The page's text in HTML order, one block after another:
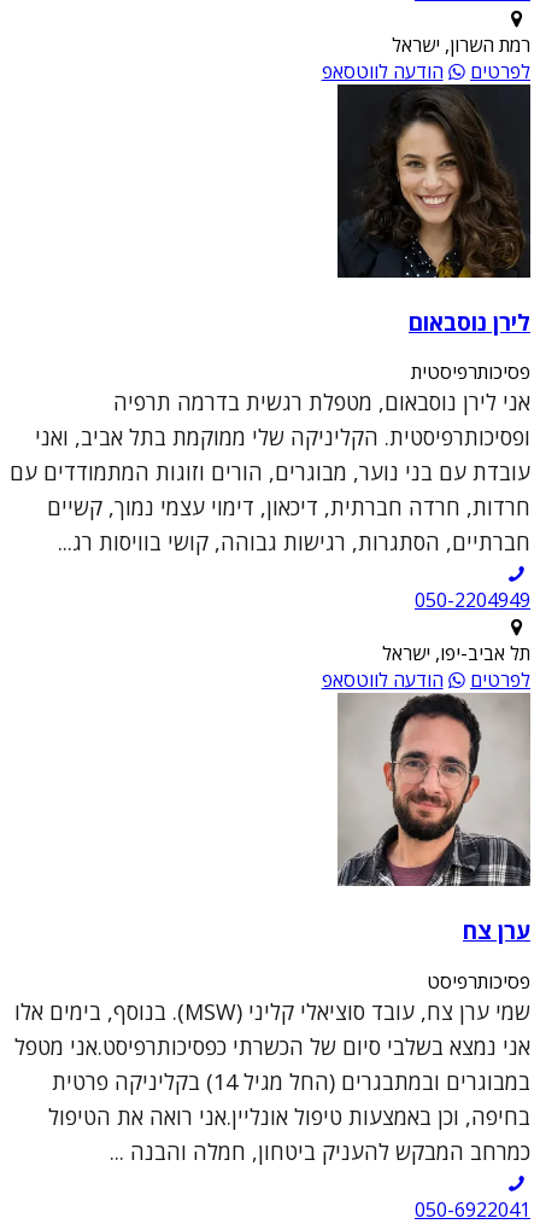
רמת השרון, ישראל
לפרטים
הודעה לווטסאפ
לירן נוסבאום
פסיכותרפיסטית
אני לירן נוסבאום, מטפלת רגשית בדרמה תרפיה
ופסיכותרפיסטית. הקליניקה שלי ממוקמת בתל אביב, ואני
עובדת עם בני נוער, מבוגרים, הורים וזוגות המתמודדים עם
חרדות, חרדה חברתית, דיכאון, דימוי עצמי נמוך, קשיים
חברתיים, הסתגרות, רגישות גבוהה, קושי בוויסות רג...
050-2204949
תל אביב-יפו, ישראל
לפרטים
הודעה לווטסאפ
ערן צח
פסיכותרפיסט
שמי ערן צח, עובד סוציאלי קליני (MSW). בנוסף, בימים אלו
אני נמצא בשלבי סיום של הכשרתי כפסיכותרפיסט.אני מטפל
במבוגרים ובמתבגרים (החל מגיל 14) בקליניקה פרטית
בחיפה, וכן באמצעות טיפול אונליין.אני רואה את הטיפול
כמרחב המבקש להעניק ביטחון, חמלה והבנה ...
050-6922041